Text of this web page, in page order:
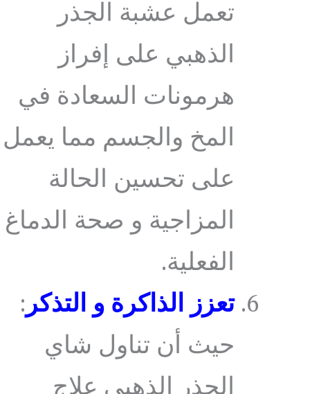
تعمل عشبة الجذر
الذهبي على إفراز
هرمونات السعادة في
المخ والجسم مما يعمل
على تحسين الحالة
المزاجية و صحة الدماغ
الفعلية.
تعزز الذاكرة و التذكر :
حيث أن تناول شاي
الجذر الذهبي علاج